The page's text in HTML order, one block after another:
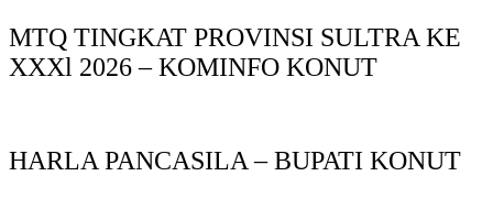
MTQ TINGKAT PROVINSI SULTRA KE
XXXl 2026 – KOMINFO KONUT
HARLA PANCASILA – BUPATI KONUT